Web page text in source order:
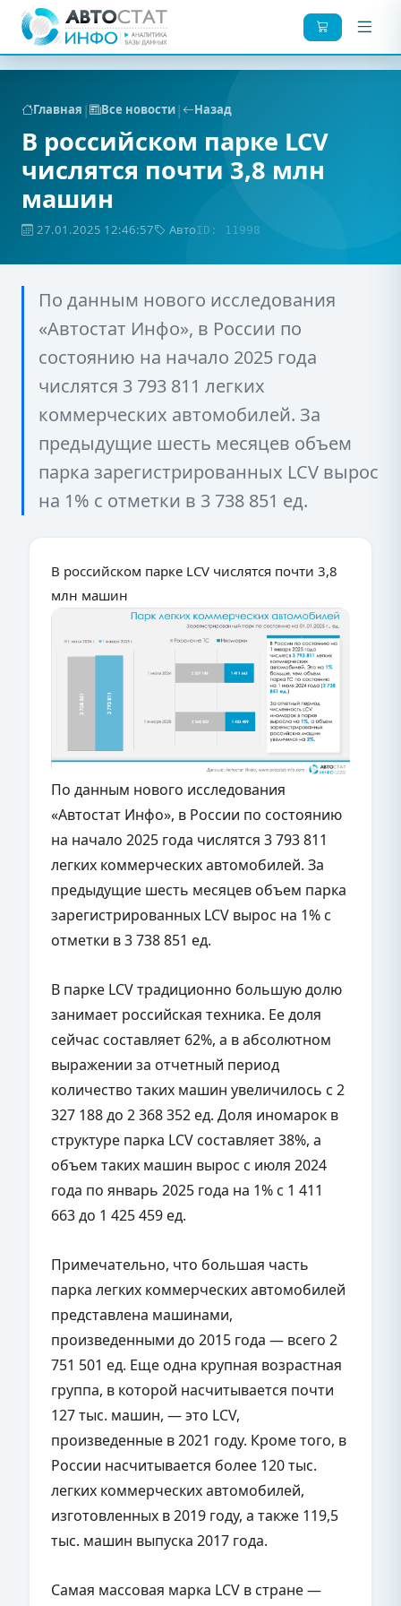
Главная | Все новости| Назад
В российском парке LCV
числятся почти 3,8 млн
машин
27.01.2025 12:46:57 АвтоID: 11998
По данным нового исследования
«Автостат Инфо», в России по
состоянию на начало 2025 года
числятся 3 793 811 легких
коммерческих автомобилей. За
предыдущие шесть месяцев объем
парка зарегистрированных LCV вырос
на 1% с отметки в 3 738 851 ед.
В российском парке LCV числятся почти 3,8
млн машин
По данным нового исследования
«Автостат Инфо», в России по состоянию
на начало 2025 года числятся 3 793 811
легких коммерческих автомобилей. За
предыдущие шесть месяцев объем парка
зарегистрированных LCV вырос на 1% с
отметки в 3 738 851 ед.
В парке LCV традиционно большую долю
занимает российская техника. Ее доля
сейчас составляет 62%, а в абсолютном
выражении за отчетный период
количество таких машин увеличилось с 2
327 188 до 2 368 352 ед. Доля иномарок в
структуре парка LCV составляет 38%, а
объем таких машин вырос с июля 2024
года по январь 2025 года на 1% с 1 411
663 до 1 425 459 ед.
Примечательно, что большая часть
парка легких коммерческих автомобилей
представлена машинами,
произведенными до 2015 года — всего 2
751 501 ед. Еще одна крупная возрастная
группа, в которой насчитывается почти
127 тыс. машин, — это LCV,
произведенные в 2021 году. Кроме того, в
России насчитывается более 120 тыс.
легких коммерческих автомобилей,
изготовленных в 2019 году, а также 119,5
тыс. машин выпуска 2017 года.
Самая массовая марка LCV в стране —